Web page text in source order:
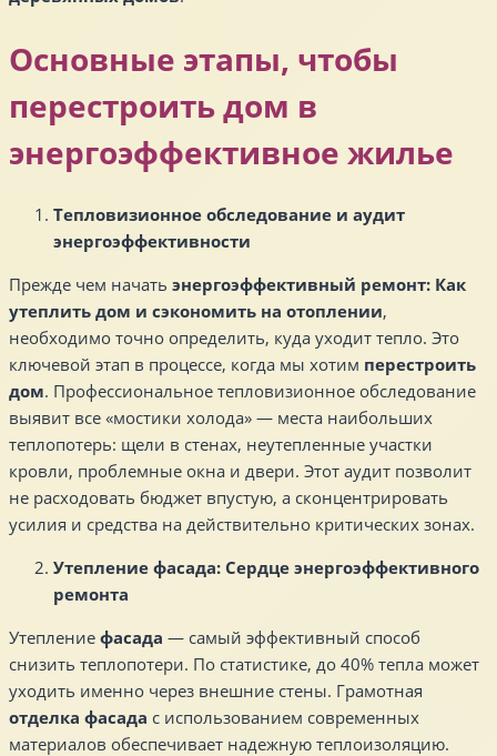
Основные этапы, чтобы
перестроить дом в
энергоэффективное жилье
Тепловизионное обследование и аудит
энергоэффективности
Прежде чем начать энергоэффективный ремонт: Как
утеплить дом и сэкономить на отоплении,
необходимо точно определить, куда уходит тепло. Это
ключевой этап в процессе, когда мы хотим перестроить
дом. Профессиональное тепловизионное обследование
выявит все «мостики холода» — места наибольших
теплопотерь: щели в стенах, неутепленные участки
кровли, проблемные окна и двери. Этот аудит позволит
не расходовать бюджет впустую, а сконцентрировать
усилия и средства на действительно критических зонах.
Утепление фасада: Сердце энергоэффективного
ремонта
Утепление фасада — самый эффективный способ
снизить теплопотери. По статистике, до 40% тепла может
уходить именно через внешние стены. Грамотная
отделка фасада с использованием современных
материалов обеспечивает надежную теплоизоляцию.